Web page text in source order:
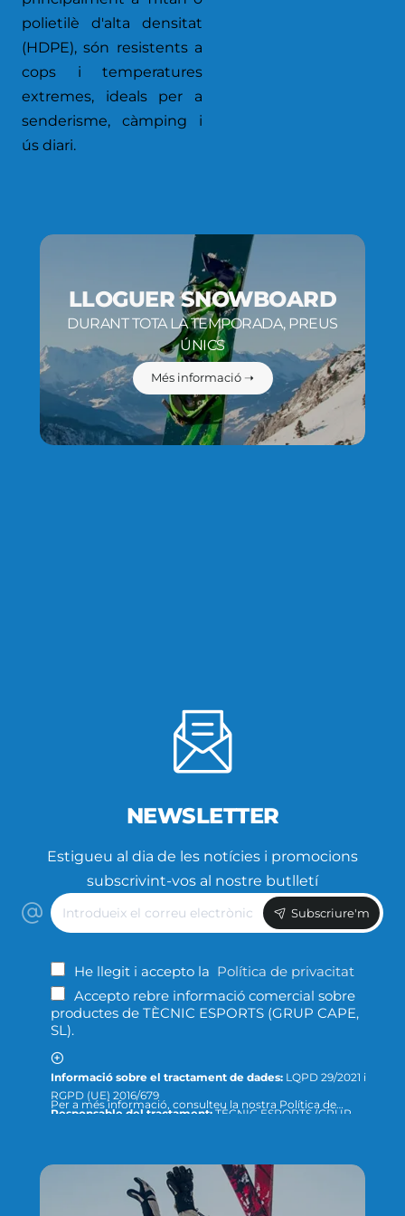
polietilè d'alta densitat
(HDPE), són resistents a
cops i temperatures
extremes, ideals per a
senderisme, càmping i
ús diari.
LLOGUER SNOWBOARD
DURANT TOTA LA TEMPORADA, PREUS
ÚNICS
Més informació ➝
NEWSLETTER
Estigueu al dia de les notícies i promocions
subscrivint-vos al nostre butlletí
Introdueix
el
correu
Subscriure'm
He llegit i accepto la Política de privacitat
Accepto rebre informació comercial sobre
productes de TÈCNIC ESPORTS (GRUP CAPE,
SL).
Informació sobre el tractament de dades: LQPD 29/2021 i
RGPD (UE) 2016/679
Responsable del tractament:TÈCNIC ESPORTS (GRUP
Legitimació:Consentiment de la persona interessada.
Les dades no se cediran a tercers, llevat que ho
exigeixi la llei o sigui necessari per complir amb la fi del
Per a més informació, consulteu la nostra Política de